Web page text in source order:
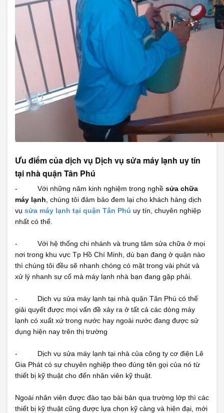
Ưu điểm của dịch vụ Dịch vụ sửa máy lạnh uy tín
tại nhà quận Tân Phú
- Với những năm kinh nghiệm trong nghề sửa chữa
máy lạnh , chúng tôi đảm bảo đem lại cho khách hàng dịch
vụ sửa máy lạnh tại quận Tân Phú uy tín, chuyên nghiệp
nhất có thể.
- Với hệ thống chi nhánh và trung tâm sửa chữa ở mọi
nơi trong khu vực Tp Hồ Chí Minh, dù bạn đang ở quận nào
thì chúng tôi đều sẽ nhanh chóng có mặt trong vài phút và
xử lý nhanh sự cố mà máy lạnh nhà bạn đang gặp phải.
- Dịch vụ sửa máy lạnh tại nhà quận Tân Phú có thể
giải quyết được mọi vấn đề xảy ra ở tất cả các dòng máy
lạnh có xuất xứ trong nước hay ngoài nước đang được sử
dụng hiện nay trên thị trường
- Dịch vụ sửa máy lạnh tại nhà của công ty cơ điện Lê
Gia Phát có sự chuyên nghiệp theo đúng tên gọi của nó từ
thiết bị kỹ thuật cho đến nhân viên kỹ thuật.
Ngoài nhân viên được đào tạo bài bản qua trường lớp thì các
thiết bị kỹ thuật cũng được lựa chọn kỹ càng và hiện đại, mới